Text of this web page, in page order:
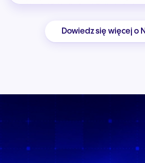
Dowiedz się więcej o